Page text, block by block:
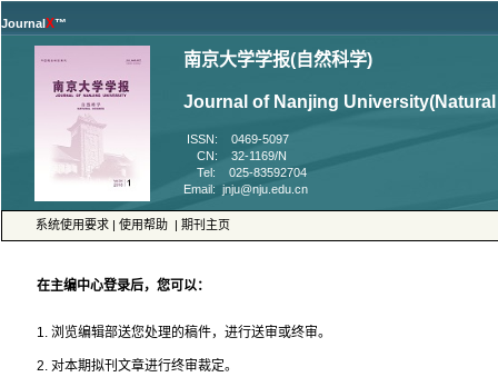
™
ISSN: 0469-5097
CN: 32-1169/N
Tel: 025-83592704
| |